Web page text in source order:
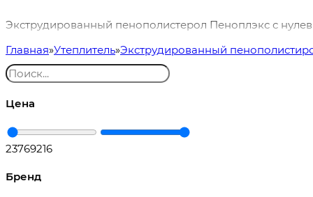
Экструдированный пенополистерол Пеноплэкс с
Главная Утеплитель Экструдированный
Цена
23769216
Бренд